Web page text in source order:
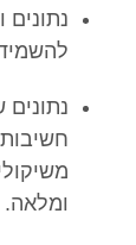
ומלאה.